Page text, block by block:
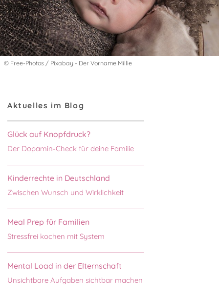
© Free-Photos / Pixabay - Der Vorname Millie
Aktuelles im Blog
Glück auf Knopfdruck?
Der Dopamin-Check für deine Familie
Kinderrechte in Deutschland
Zwischen Wunsch und Wirklichkeit
Meal Prep für Familien
Stressfrei kochen mit System
Mental Load in der Elternschaft
Unsichtbare Aufgaben sichtbar machen